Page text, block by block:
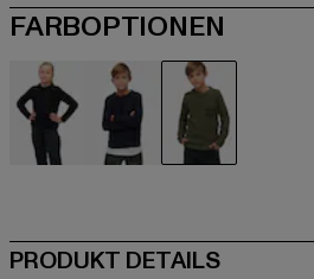
FARBOPTIONEN
PRODUKT DETAILS